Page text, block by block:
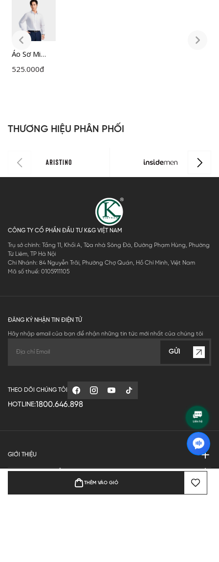
THÊM VÀO GIỎ
Áo Sơ Mi
Nam Trắng
525.000đ
THƯƠNG HIỆU PHÂN PHỐI
CÔNG TY CỔ PHẦN ĐẦU TƯ K&G VIỆT NAM
Trụ sở chính: Tầng 11, Khối A, Tòa nhà Sông Đà, Đường Phạm Hùng, Phường
Từ Liêm, TP Hà Nội
Chi Nhánh: 84 Nguyễn Trãi, Phường Chợ Quán, Hồ Chí Minh, Việt Nam
Mã số thuế: 0105911105
ĐĂNG KÝ NHẬN TIN ĐIỆN TỬ
Hãy nhập email của bạn để nhận những tin tức mới nhất của chúng tôi
GỬI
THEO DÕI CHÚNG TÔI
HOTLINE:1800.646.898
GIỚI THIỆU
QUY ĐỊNH HOẠT ĐỘNG